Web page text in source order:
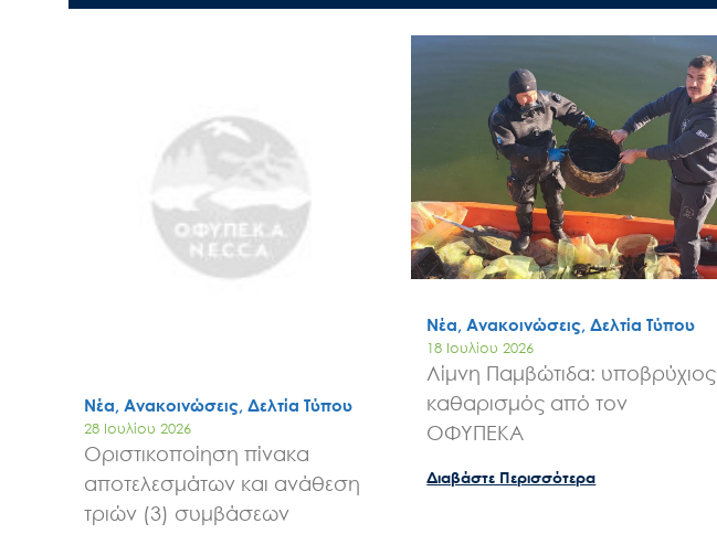
Νέα, Ανακοινώσεις, Δελτία Τύπου
28 Ιουλίου 2026
Οριστικοποίηση πίνακα
αποτελεσμάτων και ανάθεση
τριών (3) συμβάσεων
Νέα, Ανακοινώσεις, Δελτία Τύπου
18 Ιουλίου 2026
Λίμνη Παμβώτιδα: υποβρύχιος
καθαρισμός από τον
ΟΦΥΠΕΚΑ
Διαβάστε Περισσότερα